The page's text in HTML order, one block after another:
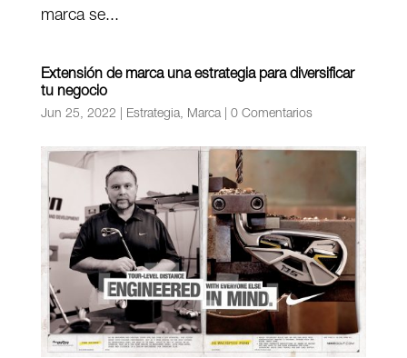
marca se...
Extensión de marca una estrategia para diversificar
tu negocio
Jun 25, 2022 Estrategia, Marca| 0 Comentarios